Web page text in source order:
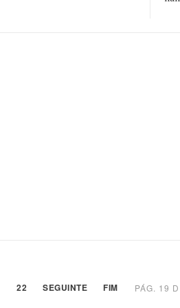
PÁG. 19
22 SEGUINTE FIM